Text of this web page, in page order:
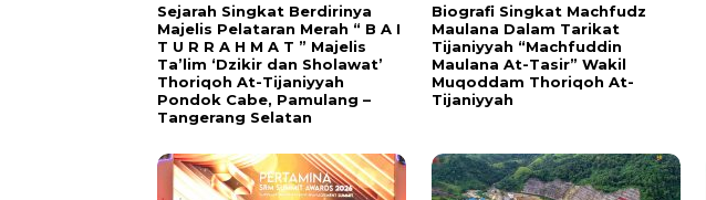
Sejarah Singkat Berdirinya
Majelis Pelataran Merah “ B A I
T U R R A H M A T ” Majelis
Ta’lim ‘Dzikir dan Sholawat’
Thoriqoh At-Tijaniyyah
Pondok Cabe, Pamulang –
Tangerang Selatan
Biografi Singkat Machfudz
Maulana Dalam Tarikat
Tijaniyyah “Machfuddin
Maulana At-Tasir” Wakil
Muqoddam Thoriqoh At-
Tijaniyyah